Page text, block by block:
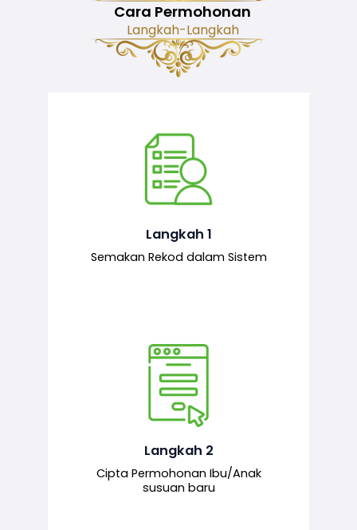
Cara Permohonan
Langkah-Langkah
Langkah 1
Semakan Rekod dalam Sistem
Semakan ke atas sejarah permohonan
yang pernah dibuat oleh pemohon,
Langkah 2
Cipta Permohonan Ibu/Anak
susuan baru
Pemohon mengisi borang
permohonan bagi pendaftaran
baharu melalui sistem.